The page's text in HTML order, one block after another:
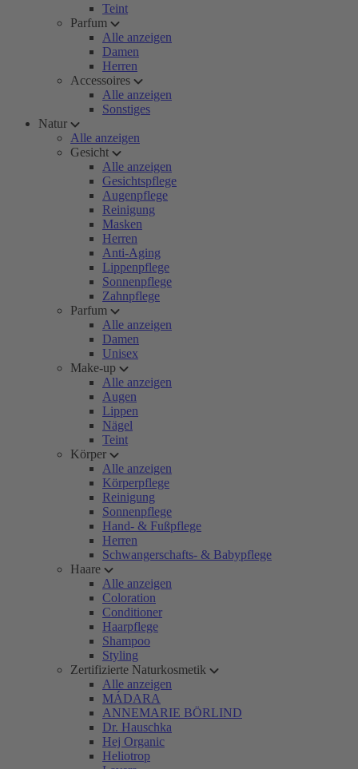
Teint
Parfum
Alle anzeigen
Damen
Herren
Accessoires
Alle anzeigen
Sonstiges
Natur
Alle anzeigen
Gesicht
Alle anzeigen
Gesichtspflege
Augenpflege
Reinigung
Masken
Herren
Anti-Aging
Lippenpflege
Sonnenpflege
Zahnpflege
Parfum
Alle anzeigen
Damen
Unisex
Make-up
Alle anzeigen
Augen
Lippen
Nägel
Teint
Körper
Alle anzeigen
Körperpflege
Reinigung
Sonnenpflege
Hand- & Fußpflege
Herren
Schwangerschafts- & Babypflege
Haare
Alle anzeigen
Coloration
Conditioner
Haarpflege
Shampoo
Styling
Zertifizierte Naturkosmetik
Alle anzeigen
MÁDARA
ANNEMARIE BÖRLIND
Dr. Hauschka
Hej Organic
Heliotrop